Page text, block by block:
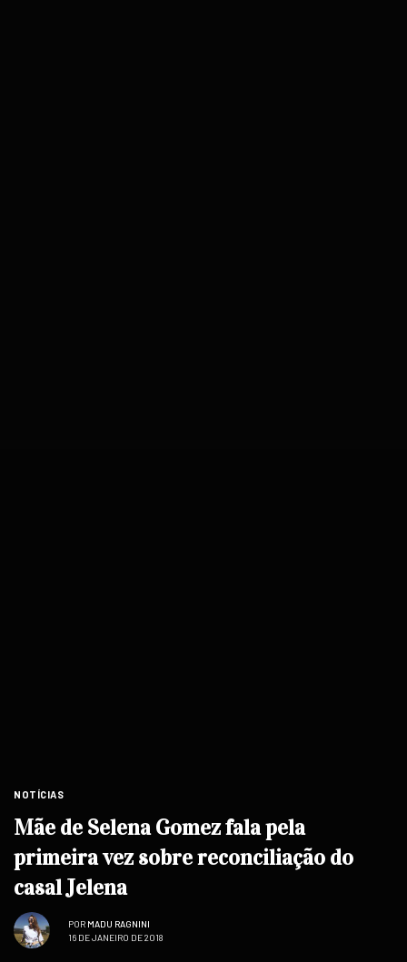
NOTÍCIAS
Mãe de Selena Gomez fala pela
primeira vez sobre reconciliação do
casal Jelena
POR MADU RAGNINI
16 DE JANEIRO DE 2018